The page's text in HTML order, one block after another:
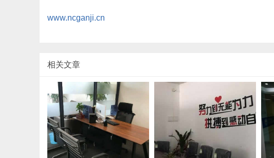
www.ncganji.cn
相关文章